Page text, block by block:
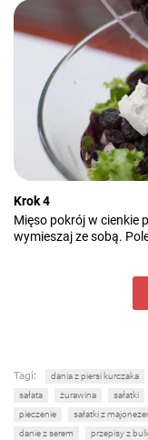
Krok 4
Mięso pokrój w cienkie
wymieszaj ze sobą.
Tagi: dania z piersi kurczaka
sałata
żurawina sałatki
pieczenie
sałatki z
danie z serem
przepisy z